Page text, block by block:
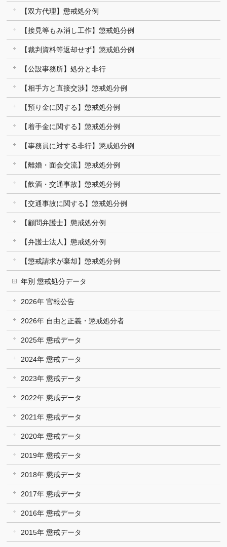
【双方代理】懲戒処分例
【接見等もみ消し工作】懲戒処分例
【裁判資料等返却せず】懲戒処分例
【公設事務所】処分と非行
【相手方と直接交渉】懲戒処分例
【預り金に関する】懲戒処分例
【着手金に関する】懲戒処分例
【事務員に対する非行】懲戒処分例
【離婚・面会交流】懲戒処分例
【飲酒・交通事故】懲戒処分例
【交通事故に関する】懲戒処分例
【顧問弁護士】懲戒処分例
【弁護士法人】懲戒処分例
【懲戒請求が棄却】懲戒処分例
年別 懲戒処分データ
2026年 官報公告
2026年 自由と正義・懲戒処分者
2025年 懲戒データ
2024年 懲戒データ
2023年 懲戒データ
2022年 懲戒データ
2021年 懲戒データ
2020年 懲戒データ
2019年 懲戒データ
2018年 懲戒データ
2017年 懲戒データ
2016年 懲戒データ
2015年 懲戒データ